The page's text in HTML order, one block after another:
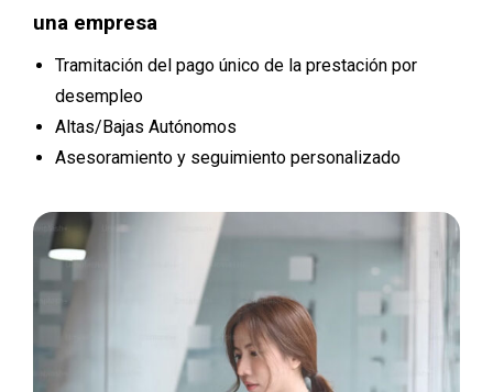
una empresa
Tramitación del pago único de la prestación por
desempleo
Altas/Bajas Autónomos
Asesoramiento y seguimiento personalizado